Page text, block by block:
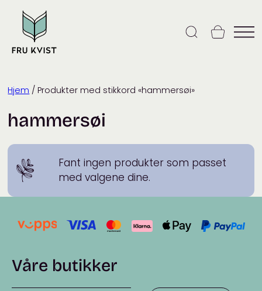
content
Hjem / Produkter med stikkord «hammersøi»
hammersøi
Fant ingen produkter som passet
med valgene dine.
Våre butikker